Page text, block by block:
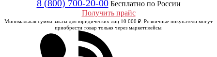
8 (800) 700-20-00 Бесплатно по России
Получить прайс
Минимальная сумма заказа для юридических лиц 10 000 ₽. Розничные покупатели могут
приобрести товар только через маркетплейсы.